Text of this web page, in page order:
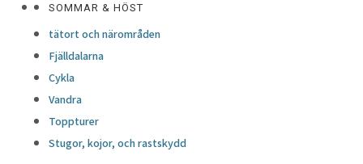
SOMMAR & HÖST
tätort och närområden
Fjälldalarna
Cykla
Vandra
Toppturer
Stugor, kojor, och rastskydd